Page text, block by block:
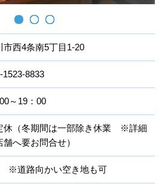
市西4条南5丁目1-20
1523-8833
～19：00
休（冬期間は一部除き休業 ※詳細
舗へ要お問合せ）
※道路向かい空き地も可